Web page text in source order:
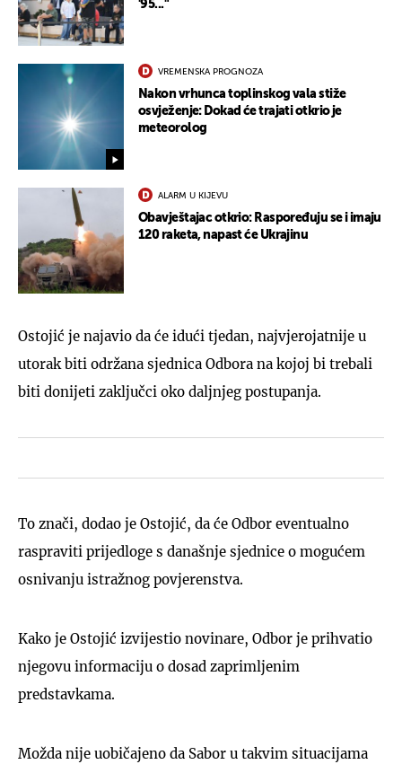
'95..."
VREMENSKA PROGNOZA
Nakon vrhunca toplinskog vala stiže
osvježenje: Dokad će trajati otkrio je
meteorolog
ALARM U KIJEVU
Obavještajac otkrio: Raspoređuju se i imaju
120 raketa, napast će Ukrajinu
Ostojić je najavio da će idući tjedan, najvjerojatnije u
utorak biti održana sjednica Odbora na kojoj bi trebali
biti donijeti zaključci oko daljnjeg postupanja.
To znači, dodao je Ostojić, da će Odbor eventualno
raspraviti prijedloge s današnje sjednice o mogućem
osnivanju istražnog povjerenstva.
Kako je Ostojić izvijestio novinare, Odbor je prihvatio
njegovu informaciju o dosad zaprimljenim
predstavkama.
Možda nije uobičajeno da Sabor u takvim situacijama